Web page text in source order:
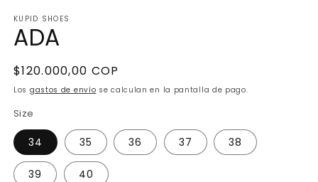
multimedia
en
modal
KUPID SHOES
ADA
Precio
habitual
$120.000,00 COP
Los gastos de envío se calculan en la pantalla de pago.
Size
34 35 36 37 38
39 40